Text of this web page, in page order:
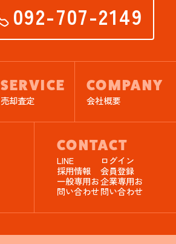
092-707-2149
SERVICE
売却査定
COMPANY
会社概要
CONTACT
LINE
ログイン
採用情報
会員登録
一般専用お
問い合わせ
企業専用お
問い合わせ